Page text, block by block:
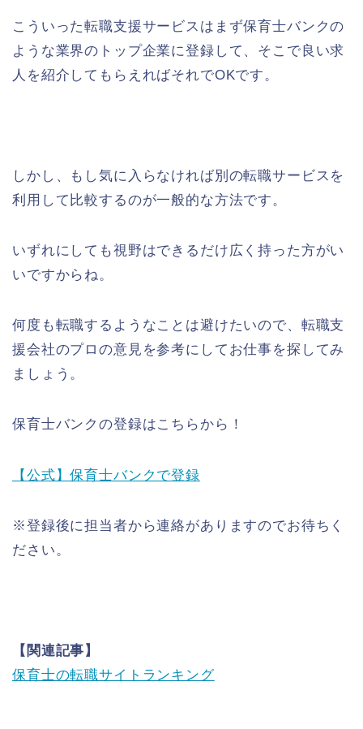
こういった転職支援サービスはまず保育士バンクの
ような業界のトップ企業に登録して、そこで良い求
人を紹介してもらえればそれでOKです。
しかし、もし気に入らなければ別の転職サービスを
利用して比較するのが一般的な方法です。
いずれにしても視野はできるだけ広く持った方がい
いですからね。
何度も転職するようなことは避けたいので、転職支
援会社のプロの意見を参考にしてお仕事を探してみ
ましょう。
保育士バンクの登録はこちらから！
【公式】保育士バンクで登録
※登録後に担当者から連絡がありますのでお待ちく
ださい。
【関連記事】
保育士の転職サイトランキング